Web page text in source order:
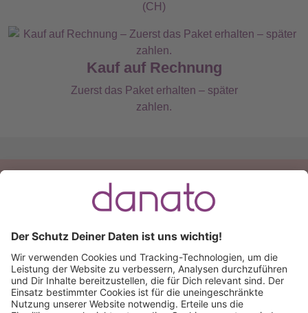
(CH)
Kauf auf Rechnung
Zuerst das Paket erhalten – später
zahlen.
Du hast eine Frage?
+49 (0) 511 51 56 0300
schreib uns eineE-Mail
Käuferschutz inklusive Kauf auf Rechnung